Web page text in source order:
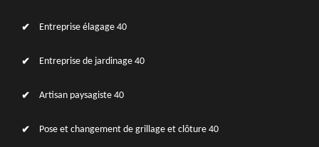
Entreprise élagage 40
Entreprise de jardinage 40
Artisan paysagiste 40
Pose et changement de grillage et clôture 40